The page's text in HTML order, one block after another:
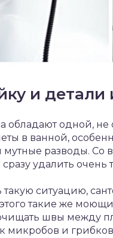
и детали
обладают одной,
в ванной,
мутные разводы. Со
удалить очень
такую ситуацию,
такие же
швы между
микробов и